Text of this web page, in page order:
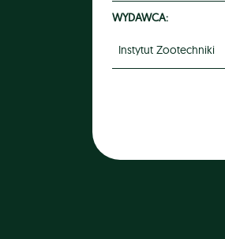
WYDAWCA:
Instytut Zootechniki